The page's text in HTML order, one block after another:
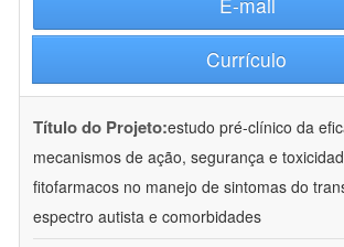
Currículo
Título do Projeto:estudo pré-clínico da
mecanismos de ação, segurança e
fitofarmacos no manejo de sintomas do
espectro autista e comorbidades